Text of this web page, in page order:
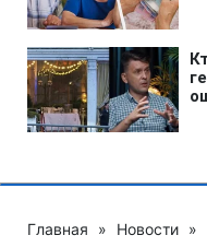
Главная » Новости »